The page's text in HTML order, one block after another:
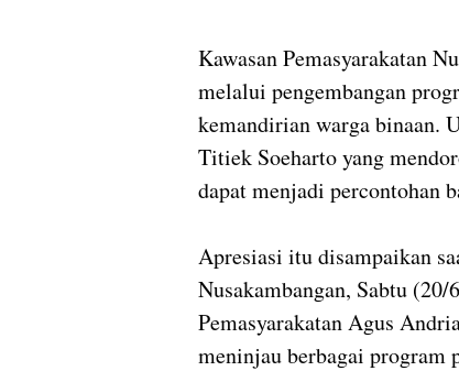
Kawasan Pemasyarakatan
melalui pengembangan
kemandirian warga binaan.
Titiek Soeharto yang
dapat menjadi percontohan
Apresiasi itu disampaikan
Nusakambangan, Sabtu
Pemasyarakatan Agus
meninjau berbagai program